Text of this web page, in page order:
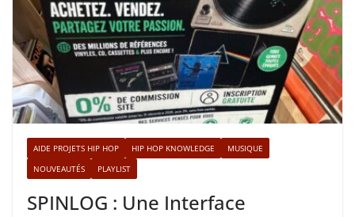
AIDE PROJETS HIP HOP HIP HOP KNOWLEDGE
MUSIQUE
NOUVEAUTÉS
PLAYLIST
SPINLOG : Une Interface